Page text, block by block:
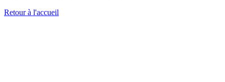
Retour à l'accueil